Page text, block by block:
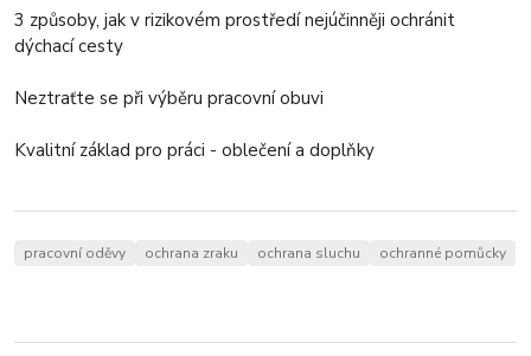
3 způsoby, jak v rizikovém prostředí nejúčinněji ochránit
dýchací cesty
Neztraťte se při výběru pracovní obuvi
Kvalitní základ pro práci - oblečení a doplňky
pracovní oděvy ochrana zraku ochrana sluchu ochranné pomůcky